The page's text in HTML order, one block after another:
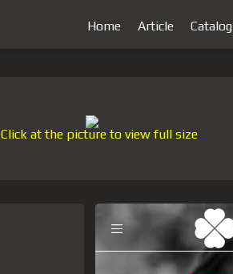
Home Article Catalog
Click at the picture to view full size